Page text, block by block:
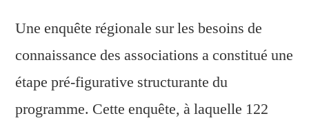
Une enquête régionale sur les besoins de
connaissance des associations a constitué une
étape pré-figurative structurante du
programme. Cette enquête, à laquelle 122